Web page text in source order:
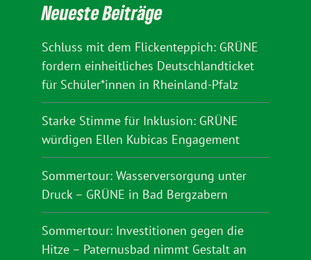
Neueste Beiträge
Schluss mit dem Flickenteppich: GRÜNE
fordern einheitliches Deutschlandticket
für Schüler*innen in Rheinland-Pfalz
Starke Stimme für Inklusion: GRÜNE
würdigen Ellen Kubicas Engagement
Sommertour: Wasserversorgung unter
Druck – GRÜNE in Bad Bergzabern
Sommertour: Investitionen gegen die
Hitze – Paternusbad nimmt Gestalt an